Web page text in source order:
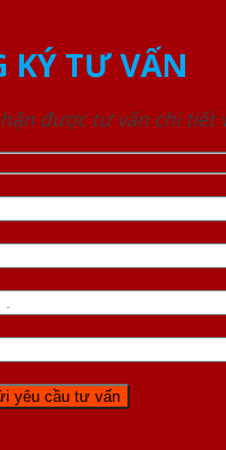
KÝ TƯ VẤN
được tư vấn chi tiết